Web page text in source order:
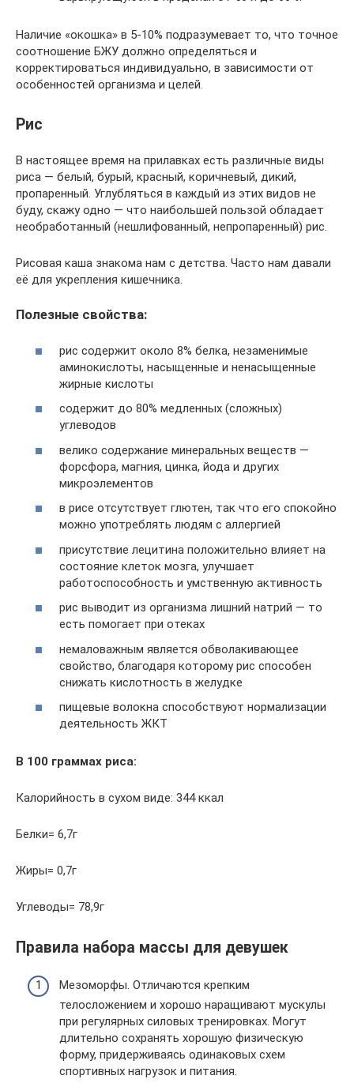
Наличие «окошка» в 5-10% подразумевает то, что точное
соотношение БЖУ должно определяться и
корректироваться индивидуально, в зависимости от
особенностей организма и целей.
Рис
В настоящее время на прилавках есть различные виды
риса — белый, бурый, красный, коричневый, дикий,
пропаренный. Углубляться в каждый из этих видов не
буду, скажу одно — что наибольшей пользой обладает
необработанный (нешлифованный, непропаренный) рис.
Рисовая каша знакома нам с детства. Часто нам давали
её для укрепления кишечника.
Полезные свойства:
рис содержит около 8% белка, незаменимые
аминокислоты, насыщенные и ненасыщенные
жирные кислоты
содержит до 80% медленных (сложных)
углеводов
велико содержание минеральных веществ —
форсфора, магния, цинка, йода и других
микроэлементов
в рисе отсутствует глютен, так что его спокойно
можно употреблять людям с аллергией
присутствие лецитина положительно влияет на
состояние клеток мозга, улучшает
работоспособность и умственную активность
рис выводит из организма лишний натрий — то
есть помогает при отеках
немаловажным является обволакивающее
свойство, благодаря которому рис способен
снижать кислотность в желудке
пищевые волокна способствуют нормализации
деятельность ЖКТ
В 100 граммах риса:
Калорийность в сухом виде: 344 ккал
Белки= 6,7г
Жиры= 0,7г
Углеводы= 78,9г
Правила набора массы для девушек
Мезоморфы. Отличаются крепким
телосложением и хорошо наращивают мускулы
при регулярных силовых тренировках. Могут
длительно сохранять хорошую физическую
форму, придерживаясь одинаковых схем
спортивных нагрузок и питания.